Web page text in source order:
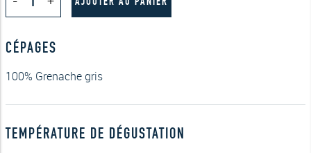
Côtes
Catalanes
CÉPAGES
100% Grenache gris
TEMPÉRATURE DE DÉGUSTATION